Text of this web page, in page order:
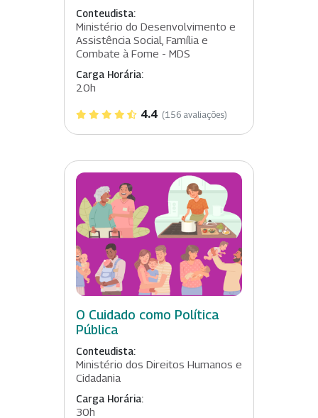
Conteudista:
Ministério do Desenvolvimento e
Assistência Social, Família e
Combate à Fome - MDS
Carga Horária:
20h
4.4 (156 avaliações)
O Cuidado como Política
Pública
Conteudista:
Ministério dos Direitos Humanos e
Cidadania
Carga Horária:
30h